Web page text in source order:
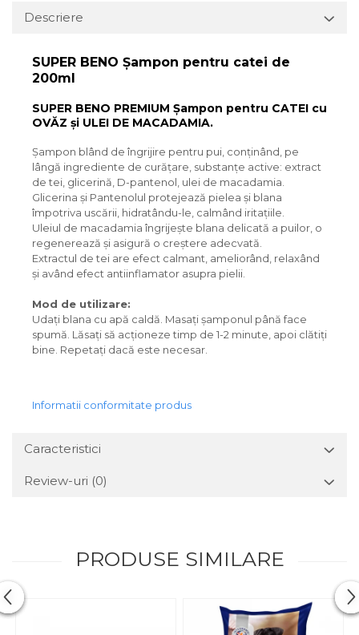
Descriere
SUPER BENO Șampon pentru catei de
200ml
SUPER BENO PREMIUM Șampon pentru CATEI cu
OVĂZ și ULEI DE MACADAMIA.
Șampon blând de îngrijire pentru pui, conținând, pe
lângă ingrediente de curățare, substanțe active: extract
de tei, glicerină, D-pantenol, ulei de macadamia.
Glicerina și Pantenolul protejează pielea și blana
împotriva uscării, hidratându-le, calmând iritațiile.
Uleiul de macadamia îngrijește blana delicată a puilor, o
regenerează și asigură o creștere adecvată.
Extractul de tei are efect calmant, ameliorând, relaxând
și având efect antiinflamator asupra pielii.
Mod de utilizare:
Udați blana cu apă caldă. Masați șamponul până face
spumă. Lăsați să acționeze timp de 1-2 minute, apoi clătiți
bine. Repetați dacă este necesar.
Informatii conformitate produs
Caracteristici
Review-uri (0)
PRODUSE SIMILARE